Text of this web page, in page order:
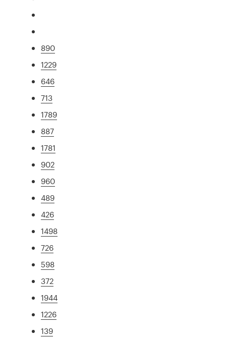
890
1229
646
713
1789
887
1781
902
960
489
426
1498
726
598
372
1944
1226
139